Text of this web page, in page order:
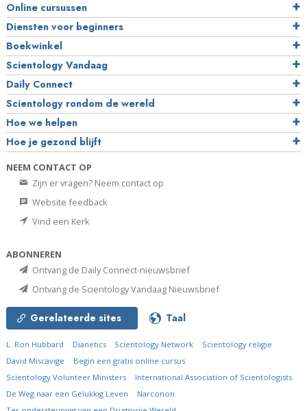
Online cursussen
Diensten voor beginners
Boekwinkel
Scientology Vandaag
Daily Connect
Scientology rondom de wereld
Hoe we helpen
Hoe je gezond blijft
NEEM CONTACT OP
Zijn er vragen? Neem contact op
Website feedback
Vind een Kerk
ABONNEREN
Ontvang de Daily Connect-nieuwsbrief
Ontvang de Scientology Vandaag Nieuwsbrief
Gerelateerde sites Taal
L. Ron Hubbard Dianetics Scientology Network
Scientology religie
David Miscavige
Begin een gratis online cursus
Scientology Volunteer Ministers
International Association of Scientologists
De Weg naar een Gelukkig Leven
Narconon